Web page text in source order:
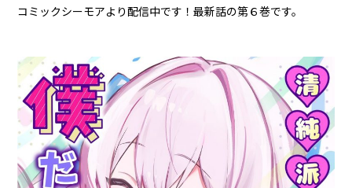
コミックシーモアより配信中です！最新話の第６巻です。